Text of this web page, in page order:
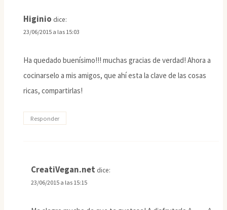
Higinio dice:
23/06/2015 a las 15:03
Ha quedado buenísimo!!! muchas gracias de verdad! Ahora a
cocinarselo a mis amigos, que ahí esta la clave de las cosas
ricas, compartirlas!
Responder
CreatiVegan.net dice:
23/06/2015 a las 15:15